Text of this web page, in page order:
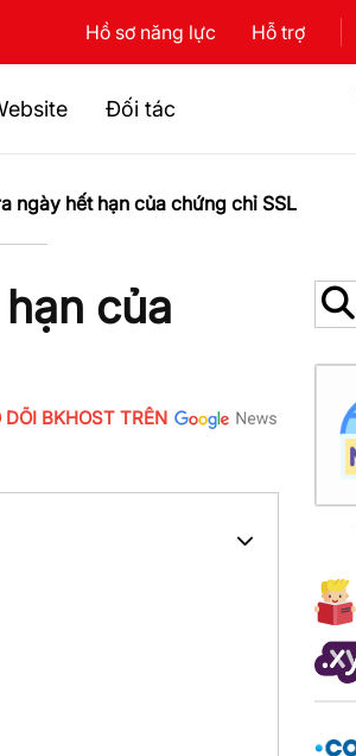
Hồ sơ năng lực Hỗ trợ
Đối tác
ngày hết hạn của chứng chỉ SSL
của
DÕI BKHOST TRÊN